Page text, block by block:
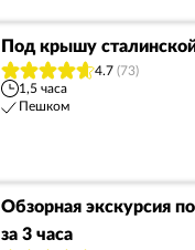
Под крышу
4.7 (73)
1,5 часа
Пешком
Обзорная экскурсия
за 3 часа